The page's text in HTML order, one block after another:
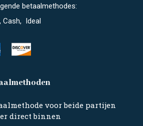
betaalmethodes:
Cash, Ideal
voor beide partijen
direct binnen